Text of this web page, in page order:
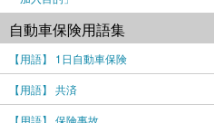
自動車保険用語集
【用語】 1日自動車保険
【用語】 共済
【用語】 保険事故